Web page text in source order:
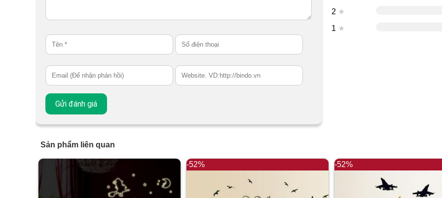
2 ★
1 ★
Sản phẩm liên quan
-52% -52%